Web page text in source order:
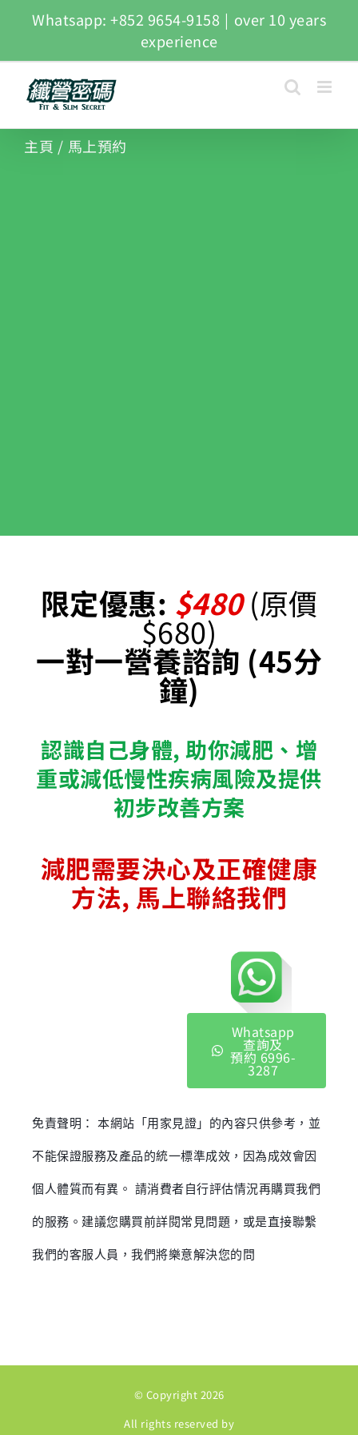
Whatsapp: +852 9654-9158 | over 10 years
experience
主頁 / 馬上預約
限定優惠: $480(原價
$680)
一對一營養諮詢 (45分
鐘)
認識自己身體, 助你減肥、增
重或減低慢性疾病風險及提供
初步改善方案
減肥需要決心及正確健康
方法, 馬上聯絡我們
Whatsapp
查詢及
預約 6996-
3287
免責聲明： 本網站「用家見證」的內容只供參考，並
不能保證服務及產品的統一標準成效，因為成效會因
個人體質而有異。 請消費者自行評估情況再購買我們
的服務。建議您購買前詳閱常見問題，或是直接聯繫
我們的客服人員，我們將樂意解決您的問
© Copyright 2026
All rights reserved by